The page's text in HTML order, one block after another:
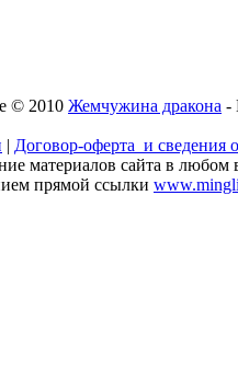
© 2010 Жемчужина дракона -
| Договор-оферта и сведения
материалов сайта в любом
прямой ссылки